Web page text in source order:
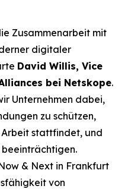
Zusammenarbeit mit
digitaler
David Willis, Vice
bei Netskope.
Unternehmen dabei,
zu schützen,
stattfindet, und
& Next in Frankfurt
von